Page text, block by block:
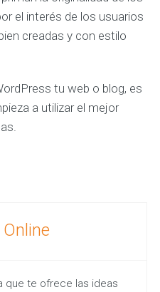
el interés de los usuarios
creadas y con estilo
tu web o blog, es
a utilizar el mejor
que te ofrece las ideas